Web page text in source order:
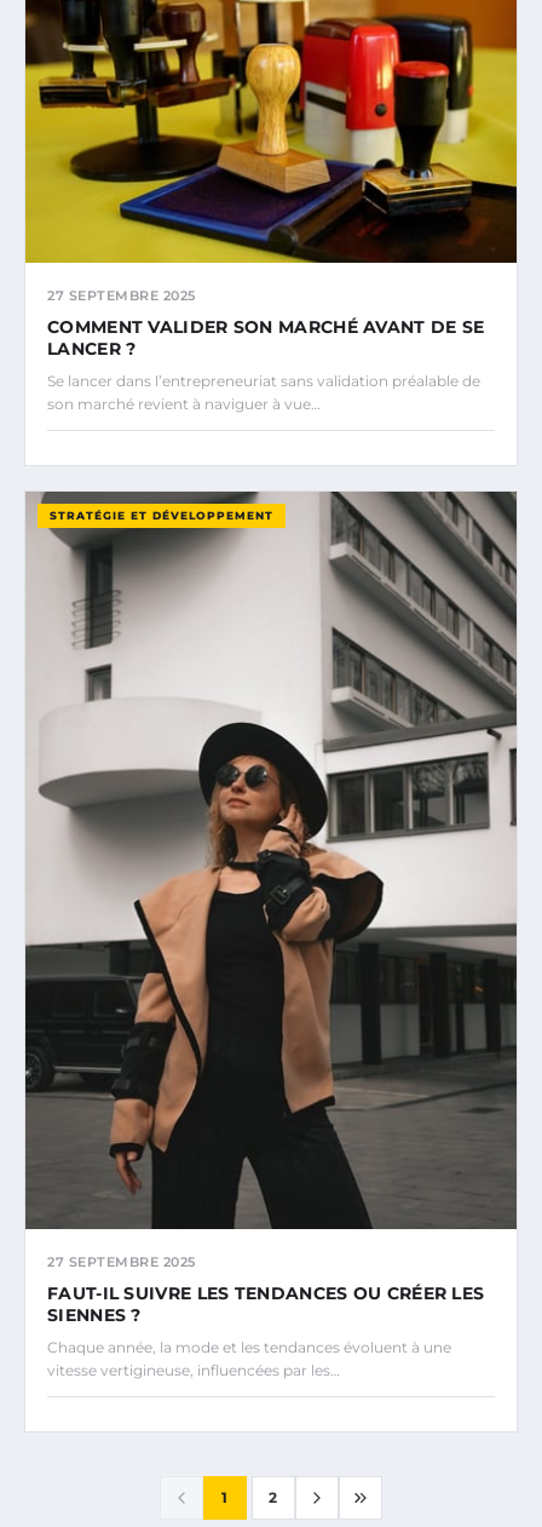
27 SEPTEMBRE 2025
COMMENT VALIDER SON MARCHÉ AVANT DE SE
LANCER ?
Se lancer dans l’entrepreneuriat sans validation préalable de
son marché revient à naviguer à vue…
STRATÉGIE ET DÉVELOPPEMENT
27 SEPTEMBRE 2025
FAUT-IL SUIVRE LES TENDANCES OU CRÉER LES
SIENNES ?
Chaque année, la mode et les tendances évoluent à une
vitesse vertigineuse, influencées par les…
1 2